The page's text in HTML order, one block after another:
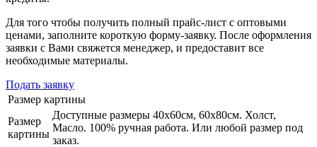
Для того чтобы получить полный прайс-лист с оптовыми
ценами, заполните короткую форму-заявку. После оформления
заявки с Вами свяжется менеджер, и предоставит все
необходимые материалы.
Подать заявку
Размер картины
Размер
картины
Доступные размеры 40х60см, 60х80см. Холст,
Масло. 100% ручная работа. Или любой размер под
заказ.